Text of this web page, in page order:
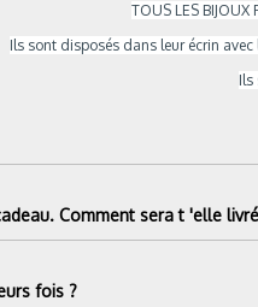
TOUS LES BIJOUX
Ils sont disposés dans leur écrin
Ils
Comment sera t 'elle
fois ?